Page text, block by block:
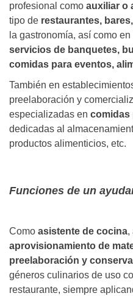
profesional como auxiliar o
tipo de restaurantes,
la gastronomía, así como en
servicios de banquetes,
comidas para eventos,
También en
preelaboración y
especializadas en comidas
dedicadas al
productos alimenticios, etc.
Funciones de un
Como asistente de cocina,
aprovisionamiento de
preelaboración y
géneros culinarios de uso
restaurante, siempre